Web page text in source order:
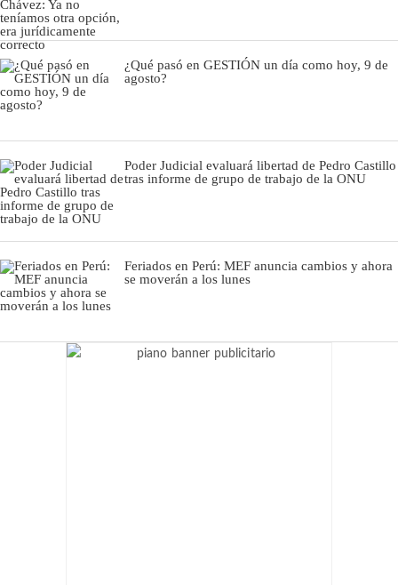
¿Qué pasó en GESTIÓN un día como hoy, 9 de
agosto?
Poder Judicial evaluará libertad de Pedro Castillo
tras informe de grupo de trabajo de la ONU
Feriados en Perú: MEF anuncia cambios y ahora
se moverán a los lunes